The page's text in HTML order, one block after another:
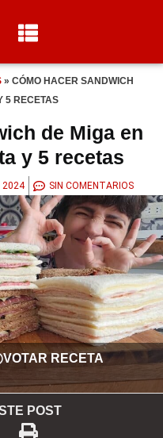
» CÓMO HACER SANDWICH
5 RECETAS
de Miga en
y 5 recetas
2024 SIN COMENTARIOS
VOTAR RECETA
POST